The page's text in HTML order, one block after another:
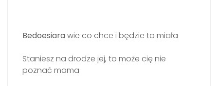
Bedoesiara wie co chce i będzie to miała
Staniesz na drodze jej, to może cię nie
poznać mama